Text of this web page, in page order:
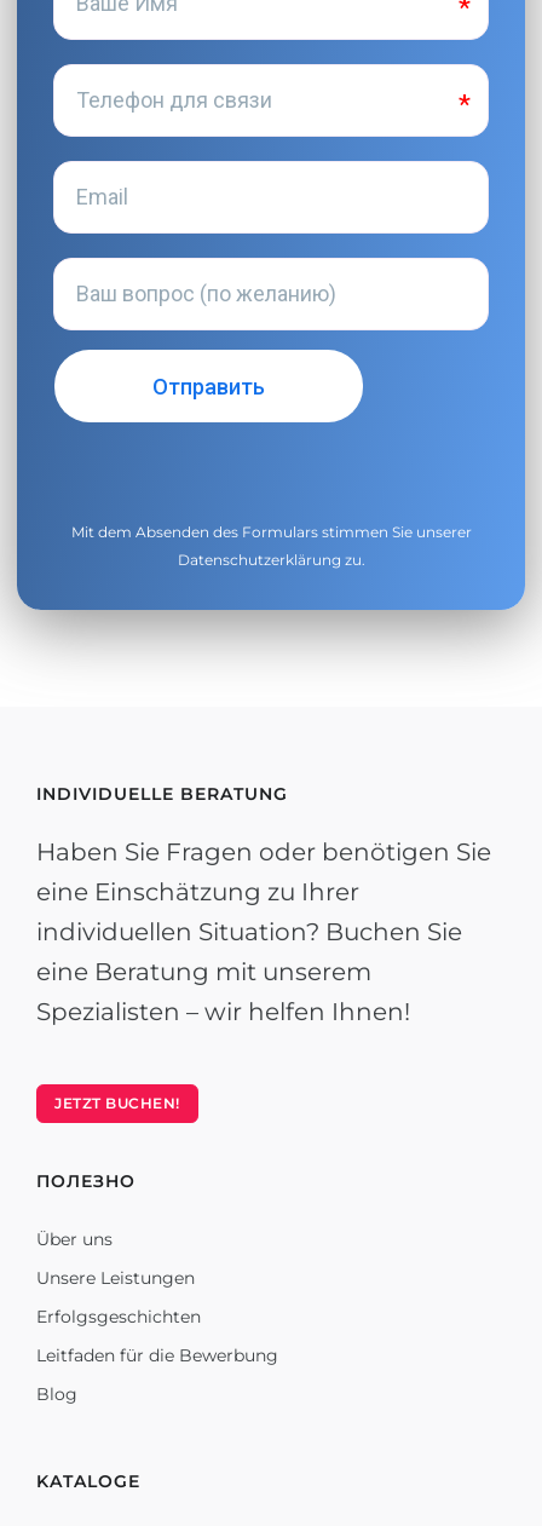
Mit dem Absenden des Formulars stimmen Sie unserer
Datenschutzerklärung zu.
INDIVIDUELLE BERATUNG
Haben Sie Fragen oder benötigen Sie
eine Einschätzung zu Ihrer
individuellen Situation? Buchen Sie
eine Beratung mit unserem
Spezialisten – wir helfen Ihnen!
JETZT BUCHEN!
ПОЛЕЗНО
Über uns
Unsere Leistungen
Erfolgsgeschichten
Leitfaden für die Bewerbung
Blog
KATALOGE